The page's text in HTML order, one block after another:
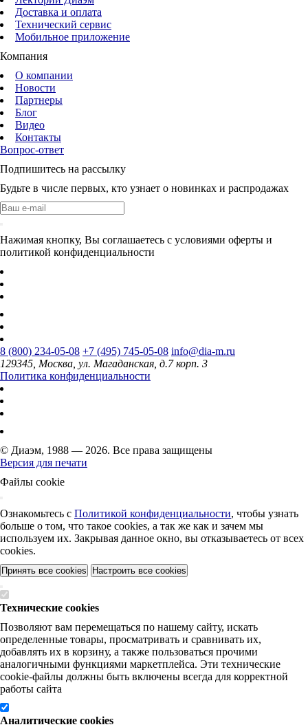
Доставка и оплата
Технический сервис
Мобильное приложение
Компания
О компании
Новости
Партнеры
Блог
Видео
Контакты
Вопрос-ответ
Подпишитесь на рассылку
Будьте в числе первых, кто узнает о новинках и распродажах
Нажимая кнопку, Вы соглашаетесь с условиями оферты и
политикой конфиденциальности
8 (800) 234-05-08 +7 (495) 745-05-08 info@dia-m.ru
129345, Москва, ул. Магаданская, д.7 корп. 3
Политика конфиденциальности
© Диаэм, 1988 — 2026. Все права защищены
Версия для печати
Файлы cookie
Ознакомьтесь с Политикой конфиденциальности, чтобы узнать
больше о том, что такое cookies, а так же как и зачем мы
используем их. Закрывая данное окно, вы отказываетесь от всех
cookies.
Принять все cookies Настроить все cookies
Технические cookies
Позволяют вам перемещаться по нашему сайту, искать
определенные товары, просматривать и сравнивать их,
добавлять их в корзину, а также пользоваться прочими
аналогичными функциями маркетплейса. Эти технические
cookie-файлы должны быть включены всегда для корректной
работы сайта
Аналитические cookies